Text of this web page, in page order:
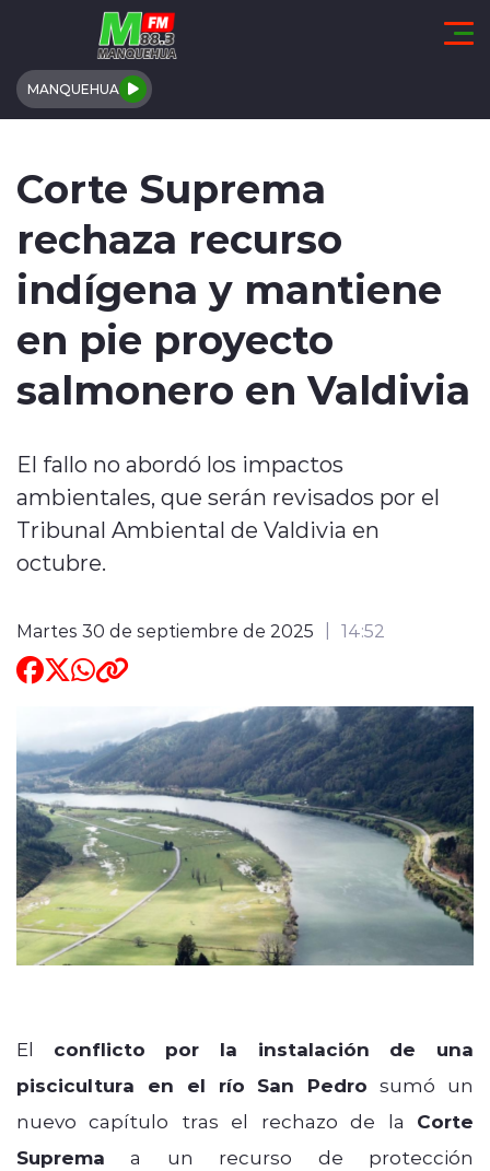
Click acá para ir directamente al contenido
MANQUEHUA
COMUNALES
ACTUALIDAD
TENDENCIAS
INTERNACIONAL
ENTREVISTAS
Corte Suprema
rechaza recurso
indígena y mantiene
en pie proyecto
salmonero en Valdivia
El fallo no abordó los impactos
ambientales, que serán revisados por el
Tribunal Ambiental de Valdivia en
octubre.
Martes 30 de septiembre de 2025 14:52
El conflicto por la instalación de una
piscicultura en el río San Pedro sumó un
nuevo capítulo tras el rechazo de la Corte
Suprema a un recurso de protección